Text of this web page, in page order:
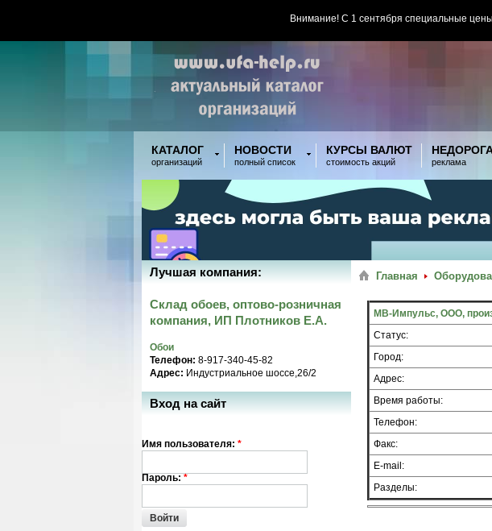
Внимание! С 1 сентября специальные
КАТАЛОГ
организаций
НОВОСТИ
полный список
КУРСЫ ВАЛЮТ
стоимость акций реклама
Главная
МВ-Импульс, ООО,
Статус:
Город:
Адрес:
Время работы:
Телефон:
Факс:
E-mail:
Разделы:
Лучшая компания:
Склад обоев, оптово-розничная
компания, ИП Плотников Е.А.
Обои
Телефон: 8-917-340-45-82
Адрес: Индустриальное шоссе,26/2
Вход на сайт
Имя пользователя: *
Пароль: *
Войти